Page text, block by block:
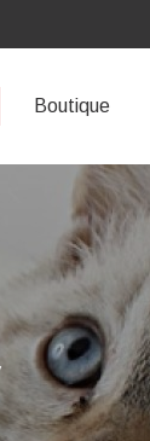
Boutique